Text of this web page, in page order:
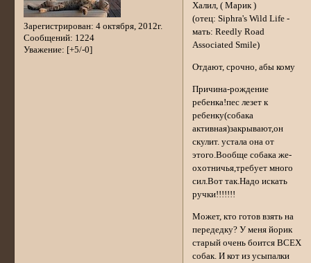
Зарегистрирован: 4 октября, 2012г.
Сообщений: 1224
Уважение: [+5/-0]
Халил, ( Марик )
(отец: Siphra's Wild Life -
мать: Reedly Road
Associated Smile)
Отдают, срочно, абы кому
Причина-рождение
ребенка!пес лезет к
ребенку(собака
активная)закрывают,он
скулит. устала она от
этого.Вообще собака же-
охотничья,требует много
сил.Вот так.Надо искать
ручки!!!!!!!
Может, кто готов взять на
передедку? У меня йорик
старый очень боится ВСЕХ
собак. И кот из усыпалки